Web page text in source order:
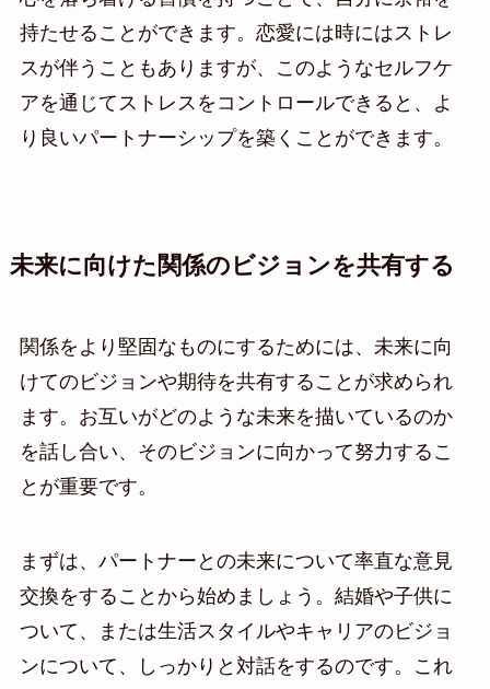
持たせることができます。恋愛には時にはストレ
スが伴うこともありますが、このようなセルフケ
アを通じてストレスをコントロールできると、よ
り良いパートナーシップを築くことができます。
未来に向けた関係のビジョンを共有する
関係をより堅固なものにするためには、未来に向
けてのビジョンや期待を共有することが求められ
ます。お互いがどのような未来を描いているのか
を話し合い、そのビジョンに向かって努力するこ
とが重要です。
まずは、パートナーとの未来について率直な意見
交換をすることから始めましょう。結婚や子供に
ついて、または生活スタイルやキャリアのビジョ
ンについて、しっかりと対話をするのです。これ